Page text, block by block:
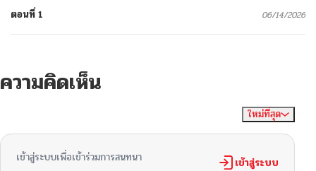
ตอนที่ 1 06/14/2026
ความคิดเห็น
ใหม่ที่สุด
เข้าสู่ระบบเพื่อเข้าร่วมการสนทนา เข้าสู่ระบบ